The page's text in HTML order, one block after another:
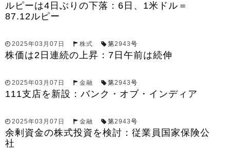
ルピーは4日ぶりの下落：6日、1米ドル＝
87.12ルピー
2025年03月07日 株式 第2943号
株価は2日連続の上昇：7日午前は続伸
2025年03月07日 金融 第2943号
111支店を新設：バンク・オブ・インディア
2025年03月07日 金融 第2943号
余剰資金の株式投資を検討：従業員国家保険公
社